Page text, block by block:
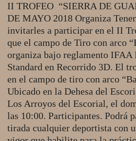
II TROFEO “SIERRA DE
DE MAYO 2018 Organiza
invitarles a participar en el II
que el campo de Tiro con arco
organiza bajo reglamento IFAA
Standard en Recorrido 3D. El
en el campo de tiro con arco
Ubicado en la Dehesa del
Los Arroyos del Escorial, el
las 10:00. Participantes. Podrá
tirada cualquier deportista con